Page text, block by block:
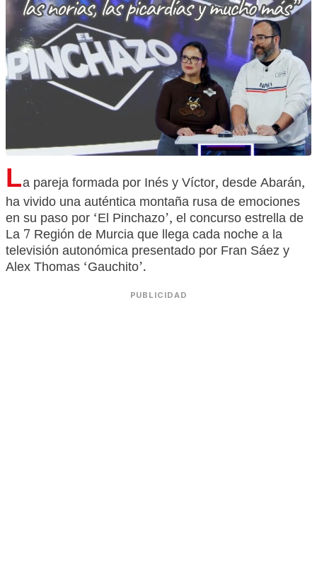
La pareja formada por Inés y Víctor, desde Abarán,
ha vivido una auténtica montaña rusa de emociones
en su paso por ‘El Pinchazo’, el concurso estrella de
La 7 Región de Murcia que llega cada noche a la
televisión autonómica presentado por Fran Sáez y
Alex Thomas ‘Gauchito’.
PUBLICIDAD